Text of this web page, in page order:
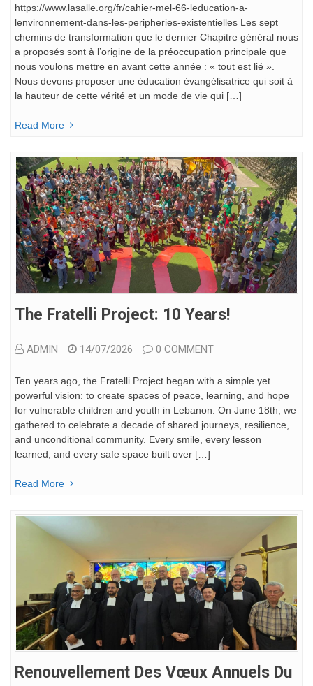
https://www.lasalle.org/fr/cahier-mel-66-leducation-a-
lenvironnement-dans-les-peripheries-existentielles Les sept
chemins de transformation que le dernier Chapitre général nous
a proposés sont à l’origine de la préoccupation principale que
nous voulons mettre en avant cette année : « tout est lié ».
Nous devons proposer une éducation évangélisatrice qui soit à
la hauteur de cette vérité et un mode de vie qui […]
Read More
The Fratelli Project: 10 Years!
ADMIN 14/07/2026 0 COMMENT
Ten years ago, the Fratelli Project began with a simple yet
powerful vision: to create spaces of peace, learning, and hope
for vulnerable children and youth in Lebanon. On June 18th, we
gathered to celebrate a decade of shared journeys, resilience,
and unconditional community. Every smile, every lesson
learned, and every safe space built over […]
Read More
Renouvellement Des Vœux Annuels Du